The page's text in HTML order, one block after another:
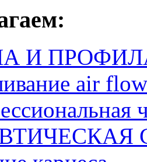
И
аir flow